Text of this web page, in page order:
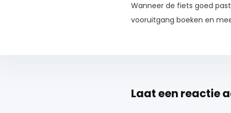
Wanneer de fiets goed
vooruitgang boeken en
Laat een reactie